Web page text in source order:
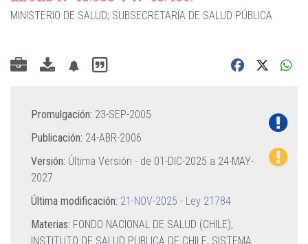
MINISTERIO DE SALUD; SUBSECRETARÍA DE SALUD PÚBLICA
Promulgación: 23-SEP-2005
Publicación: 24-ABR-2006
Versión: Última Versión - de 01-DIC-2025 a 24-MAY-
2027
Última modificación: 21-NOV-2025 - Ley 21784
Materias: FONDO NACIONAL DE SALUD (CHILE),
INSTITUTO DE SALUD PUBLICA DE CHILE, SISTEMA